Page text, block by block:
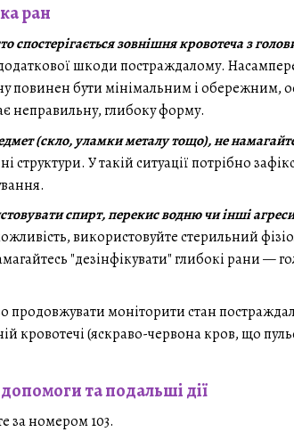
ран
зовнішня кровотеча з
шкоди постраждалому.
повинен бути мінімальним і
неправильну, глибоку форму.
(скло, уламки металу тощо), не
структури. У такій ситуації потрібно
спирт, перекис водню чи інші
використовуйте стерильний
"дезінфікувати" глибокі рани
продовжувати моніторити стан
кровотечі (яскраво-червона кров, що
та подальші дії
за номером 103.